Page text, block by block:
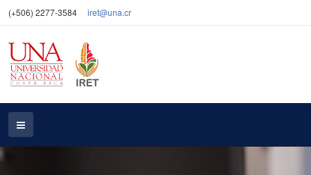
(+506) 2277-3584 iret@una.cr